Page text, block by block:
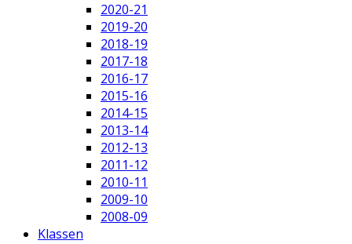
2020-21
2019-20
2018-19
2017-18
2016-17
2015-16
2014-15
2013-14
2012-13
2011-12
2010-11
2009-10
2008-09
Klassen